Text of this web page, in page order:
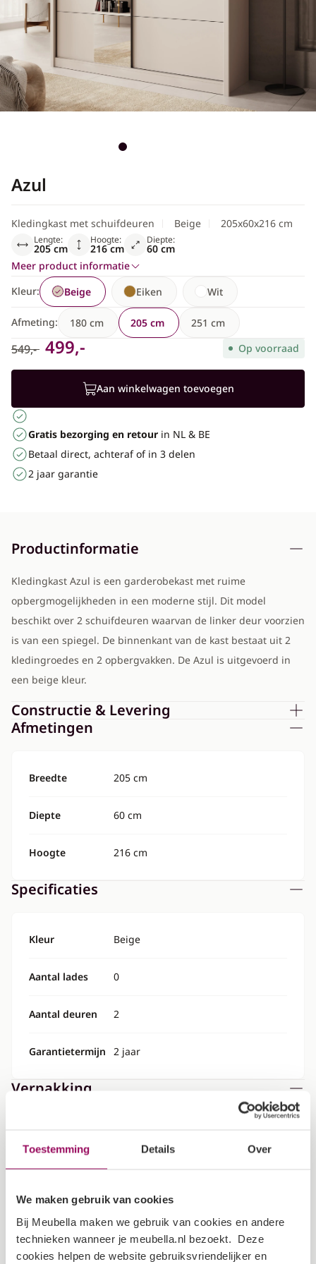
Toestemming Details Over
We maken gebruik van cookies
Bij Meubella maken we gebruik van cookies en andere
technieken wanneer je meubella.nl bezoekt. Deze
cookies helpen de website gebruiksvriendelijker en
Scandinavisch
Azul
Kledingkast met schuifdeuren Beige 205x60x216 cm
Lengte:
205 cm
Hoogte:
216 cm
Diepte:
60 cm
Meer product informatie
Kleur:
Beige Eiken Wit
Afmeting: 180 cm 205 cm 251 cm
549,- 499,- Op voorraad
Aan winkelwagen toevoegen
Gratis bezorging en retour in NL & BE
Betaal direct, achteraf of in 3 delen
2 jaar garantie
Productinformatie
Kledingkast Azul is een garderobekast met ruime
opbergmogelijkheden in een moderne stijl. Dit model
beschikt over 2 schuifdeuren waarvan de linker deur voorzien
is van een spiegel. De binnenkant van de kast bestaat uit 2
kledingroedes en 2 opbergvakken. De Azul is uitgevoerd in
een beige kleur.
Constructie & Levering
Afmetingen
Breedte 205 cm
Diepte 60 cm
Hoogte 216 cm
Specificaties
Kleur Beige
Aantal lades 0
Aantal deuren 2
Garantietermijn 2 jaar
Verpakking
Lengte: 224 cm
Hoogte: 5 cm
Gewicht: 30 kg
Lengte: 210 cm